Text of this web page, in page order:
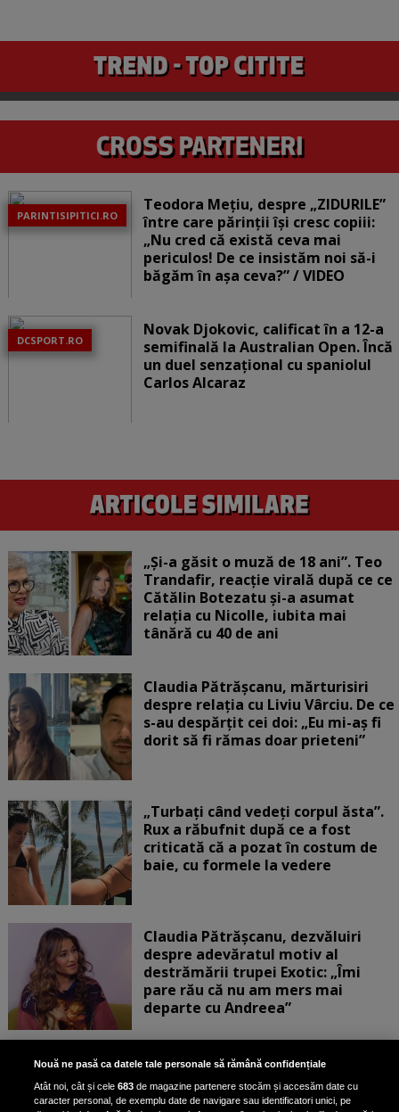
PARINTISIPITICI.RO
Teodora Mețiu, despre „ZIDURILE”
între care părinții își cresc copiii:
„Nu cred că există ceva mai
periculos! De ce insistăm noi să-i
băgăm în așa ceva?” / VIDEO
DCSPORT.RO
Novak Djokovic, calificat în a 12-a
semifinală la Australian Open. Încă
un duel senzațional cu spaniolul
Carlos Alcaraz
„Și-a găsit o muză de 18 ani”. Teo
Trandafir, reacție virală după ce ce
Cătălin Botezatu și-a asumat
relația cu Nicolle, iubita mai
tânără cu 40 de ani
Claudia Pătrășcanu, mărturisiri
despre relația cu Liviu Vârciu. De ce
s-au despărțit cei doi: „Eu mi-aș fi
dorit să fi rămas doar prieteni”
„Turbați când vedeți corpul ăsta”.
Rux a răbufnit după ce a fost
criticată că a pozat în costum de
baie, cu formele la vedere
Claudia Pătrășcanu, dezvăluiri
despre adevăratul motiv al
destrămării trupei Exotic: „Îmi
pare rău că nu am mers mai
departe cu Andreea”
Scene incredibile! Ilinca Vandici a
pus mâna pe aparatul de
fotografiat al unui paparazzo și i l-
Nouă ne pasă ca datele tale personale să rămână confidențiale
Atât noi, cât și cele683 de magazine partenere stocăm și accesăm date cu
caracter personal, de exemplu date de navigare sau identificatori unici, pe